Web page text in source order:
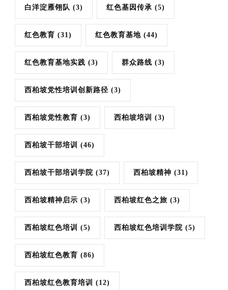
白洋淀雁翎队 (3) 红色基因传承 (5)
红色教育 (31) 红色教育基地 (44)
红色教育基地实践 (3) 群众路线 (3)
西柏坡党性培训创新路径 (3)
西柏坡党性教育 (3) 西柏坡培训 (3)
西柏坡干部培训 (46)
西柏坡干部培训学院 (37) 西柏坡精神 (31)
西柏坡精神启示 (3) 西柏坡红色之旅 (3)
西柏坡红色培训 (5) 西柏坡红色培训学院 (5)
西柏坡红色教育 (86)
西柏坡红色教育培训 (12)